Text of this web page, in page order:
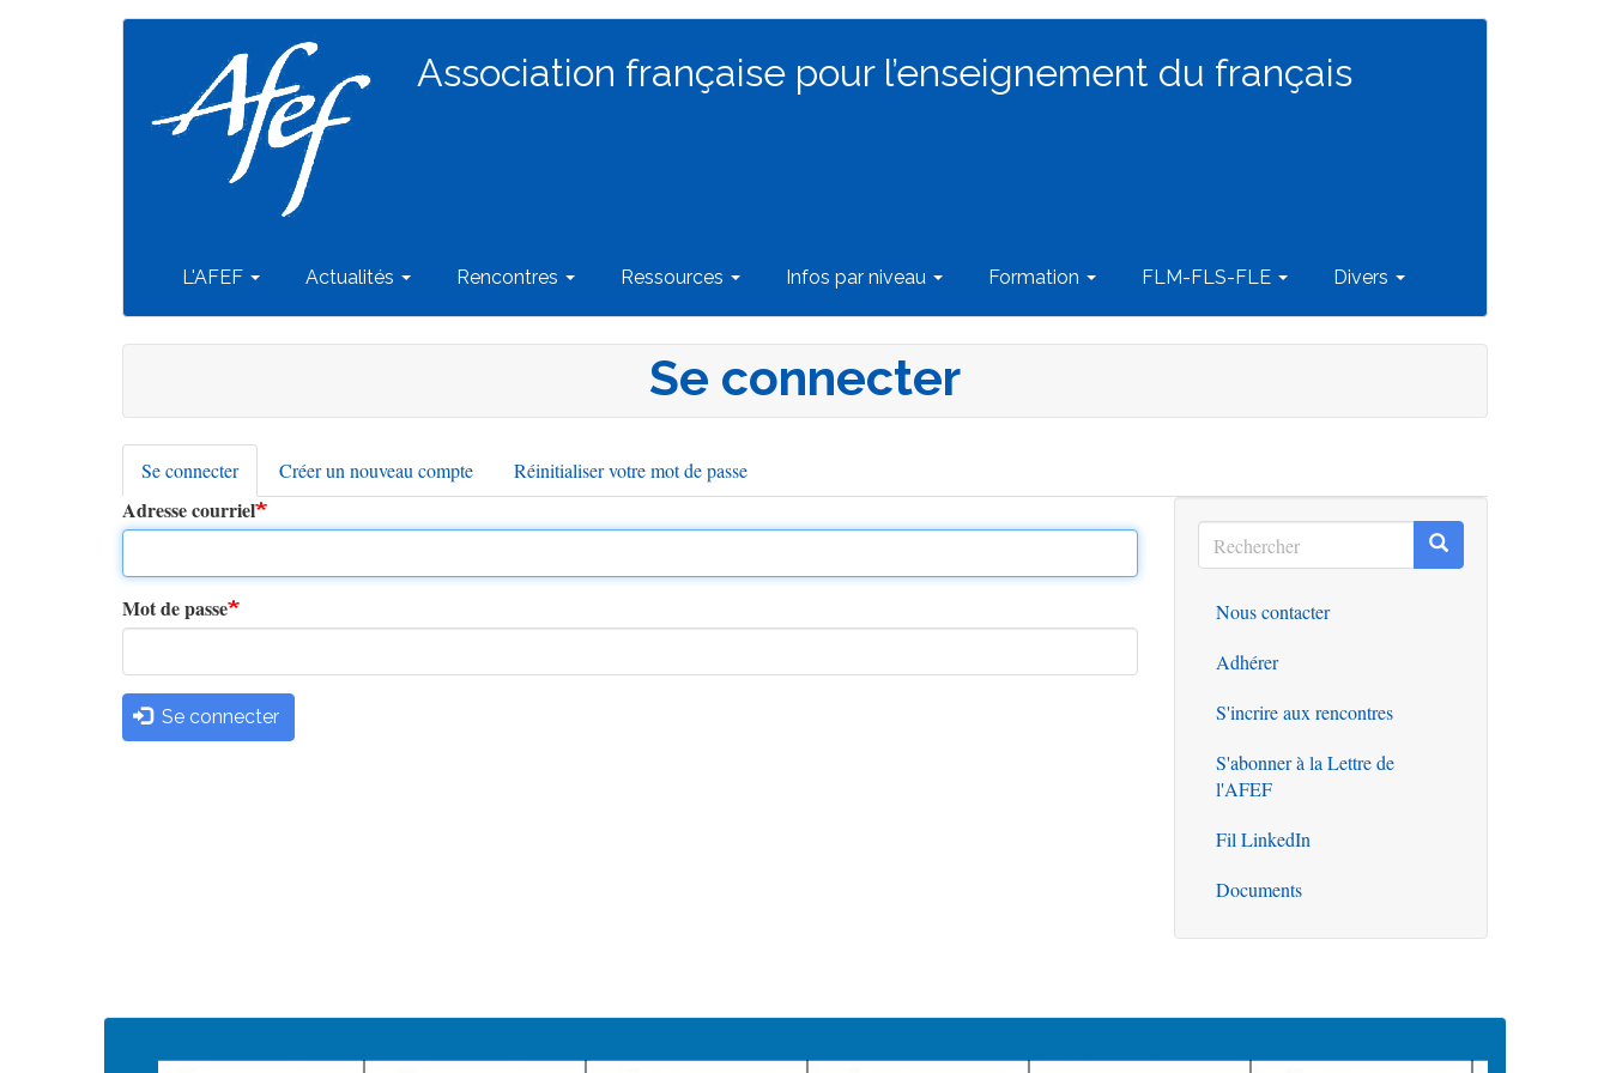
Association française pour l’enseignement du français
Navigation
principale
L'AFEF Actualités Rencontres Ressources Infos par niveau Formation FLM-FLS-FLE Divers
Se connecter
Onglets
principaux
Se connecter(onglet
actif)
Créer un nouveau compte Réinitialiser votre mot de passe
Adresse courriel
Mot de passe
Se connecter
Rechercher
Rechercher Rechercher
Outils
Nous contacter
Adhérer
S'incrire aux rencontres
S'abonner à la Lettre de
l'AFEF
Fil LinkedIn
Documents